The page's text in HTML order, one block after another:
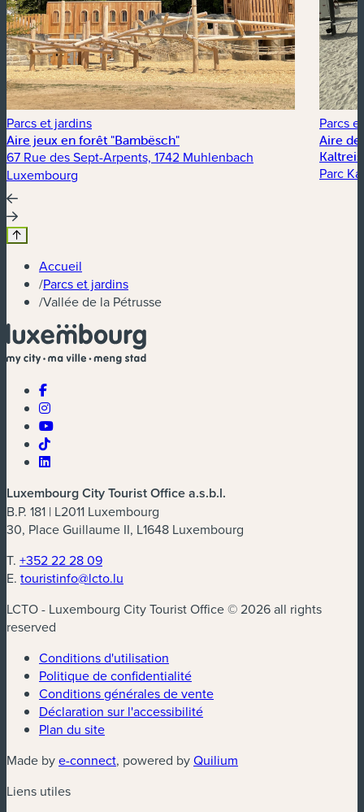
Parcs et jardins
Aire jeux en forêt "Bambësch"
67 Rue des Sept-Arpents, 1742 Muhlenbach
Luxembourg
Parcs
Aire de
Parc
Accueil
/Parcs et jardins
/Vallée de la Pétrusse
Luxembourg City Tourist Office a.s.b.l.
B.P. 181 | L2011 Luxembourg
30, Place Guillaume II, L1648 Luxembourg
T. +352 22 28 09
E. touristinfo@lcto.lu
LCTO - Luxembourg City Tourist Office © 2026 all rights
reserved
Conditions d'utilisation
Politique de confidentialité
Conditions générales de vente
Déclaration sur l'accessibilité
Plan du site
Made bye-connect(nouvelle fenêtre)
, powered byQuilium
Liens utiles